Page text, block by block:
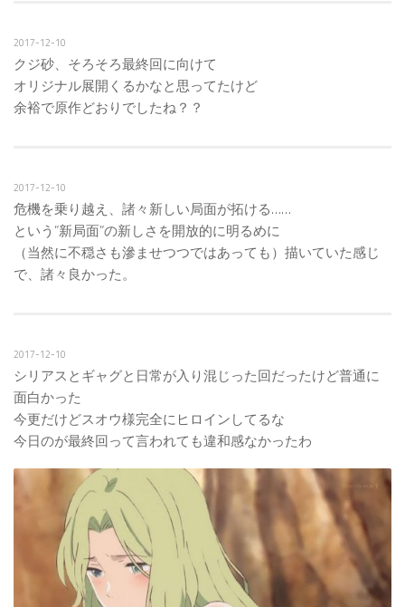
2017-12-10
クジ砂、そろそろ最終回に向けて
オリジナル展開くるかなと思ってたけど
余裕で原作どおりでしたね？？
2017-12-10
危機を乗り越え、諸々新しい局面が拓ける……
という”新局面”の新しさを開放的に明るめに
（当然に不穏さも滲ませつつではあっても）描いていた感じ
で、諸々良かった。
2017-12-10
シリアスとギャグと日常が入り混じった回だったけど普通に
面白かった
今更だけどスオウ様完全にヒロインしてるな
今日のが最終回って言われても違和感なかったわ